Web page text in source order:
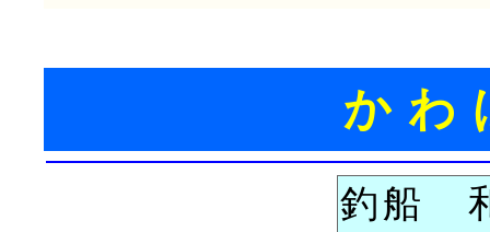
かわ
釣船